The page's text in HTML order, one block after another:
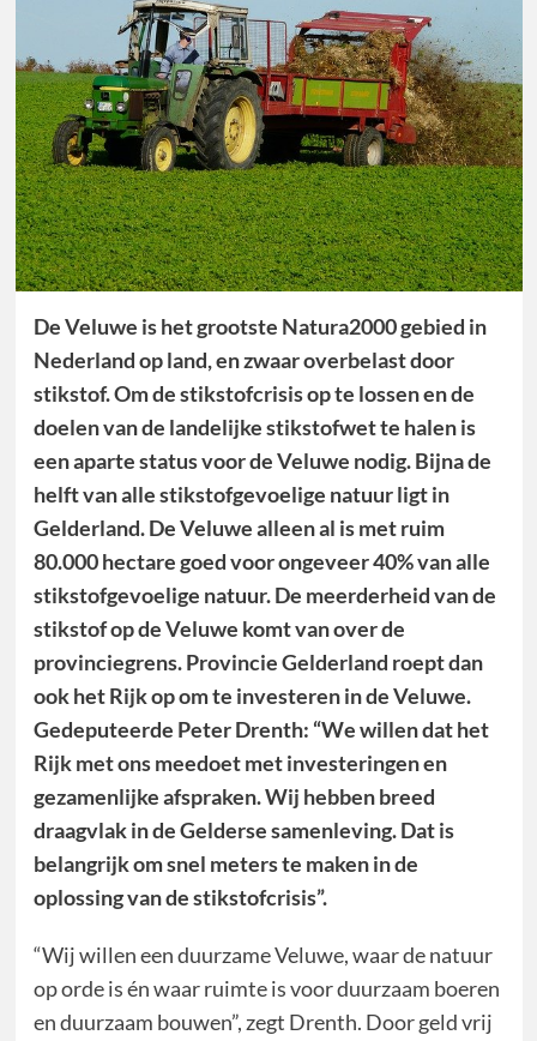
De Veluwe is het grootste Natura2000 gebied in
Nederland op land, en zwaar overbelast door
stikstof. Om de stikstofcrisis op te lossen en de
doelen van de landelijke stikstofwet te halen is
een aparte status voor de Veluwe nodig. Bijna de
helft van alle stikstofgevoelige natuur ligt in
Gelderland. De Veluwe alleen al is met ruim
80.000 hectare goed voor ongeveer 40% van alle
stikstofgevoelige natuur. De meerderheid van de
stikstof op de Veluwe komt van over de
provinciegrens. Provincie Gelderland roept dan
ook het Rijk op om te investeren in de Veluwe.
Gedeputeerde Peter Drenth: “We willen dat het
Rijk met ons meedoet met investeringen en
gezamenlijke afspraken. Wij hebben breed
draagvlak in de Gelderse samenleving. Dat is
belangrijk om snel meters te maken in de
oplossing van de stikstofcrisis”.
“Wij willen een duurzame Veluwe, waar de natuur
op orde is én waar ruimte is voor duurzaam boeren
en duurzaam bouwen”, zegt Drenth. Door geld vrij